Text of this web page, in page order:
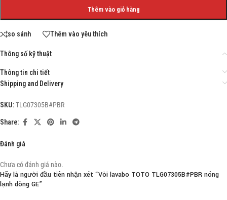
Thêm vào giỏ hàng
so sánh Thêm vào yêu thích
Thông số kỹ thuật
Thông tin chi tiết
Shipping and Delivery
SKU:TLG07305B#PBR
Share:
Đánh giá
Chưa có đánh giá nào.
Hãy là người đầu tiên nhận xét “Vòi lavabo TOTO TLG07305B#PBR nóng
lạnh dòng GE”